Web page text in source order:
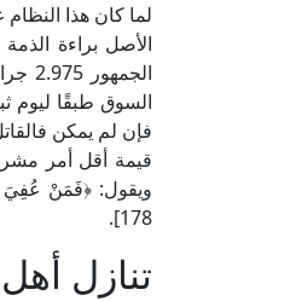
لما كان هذا
الأصل براءة
السوق طبقًا ليوم
فإن لم يمكن
ويقول: ﴿فَمَنْ عُفِيَ
178].
تنازل